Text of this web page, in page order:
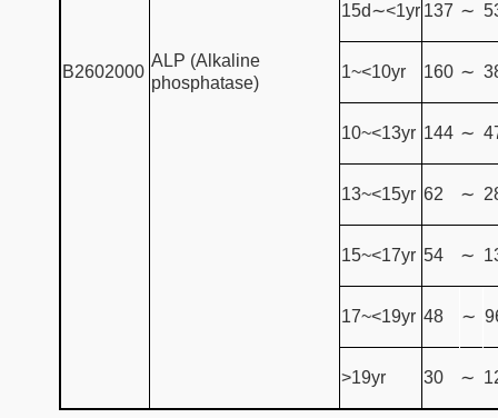
B2602000
ALP (Alkaline
phosphatase)
15d∼<1yr 137 ∼
1~<10yr 160 ∼
10~<13yr 144 ∼
13~<15yr 62 ∼
15~<17yr 54 ∼
17~<19yr 48 ∼
>19yr 30 ∼